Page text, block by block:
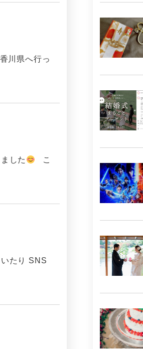
川県へ行っ
した
こ
たり SNS